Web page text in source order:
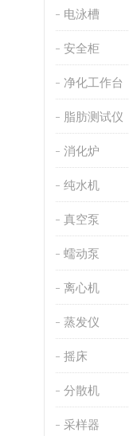
电泳槽
安全柜
净化工作台
脂肪测试仪
消化炉
纯水机
真空泵
蠕动泵
离心机
蒸发仪
摇床
分散机
采样器